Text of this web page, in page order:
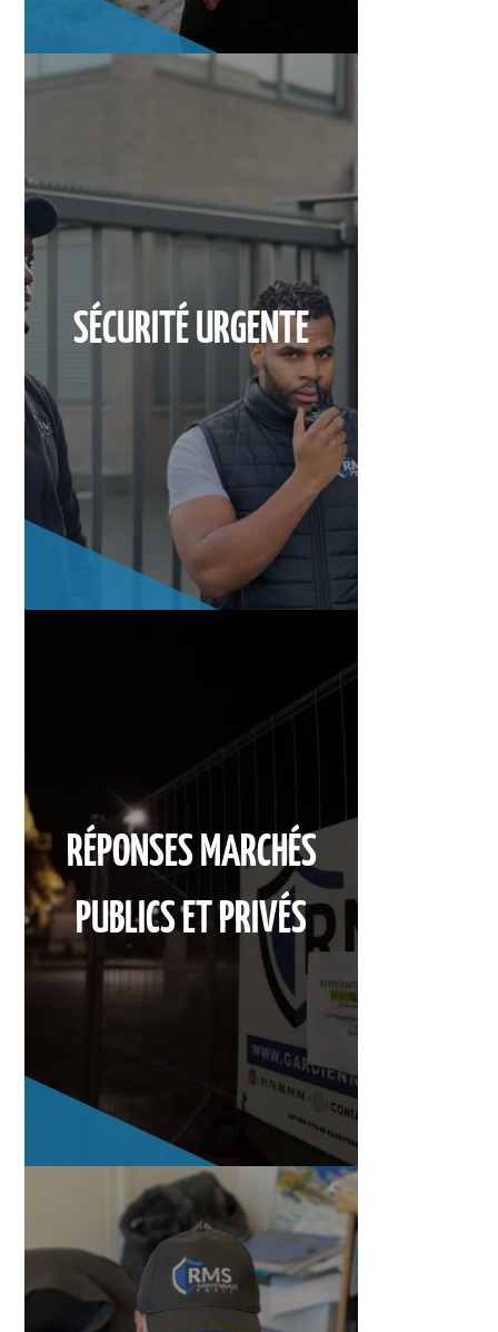
SÉCURITÉ URGENTE
RÉPONSES MARCHÉS
PUBLICS ET PRIVÉS